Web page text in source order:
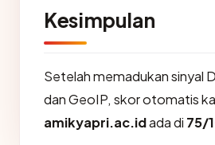
Kesimpulan
Setelah memadukan sinyal
dan GeoIP, skor otomatis
amikyapri.ac.idada di 75/